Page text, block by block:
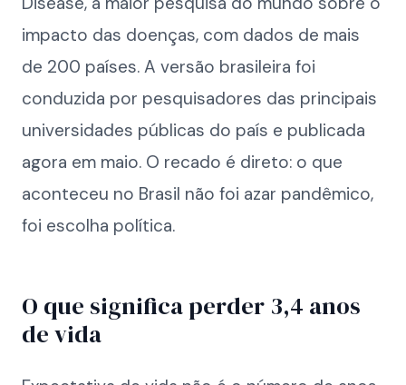
impacto das doenças, com dados de mais
de 200 países. A versão brasileira foi
conduzida por pesquisadores das principais
universidades públicas do país e publicada
agora em maio. O recado é direto: o que
aconteceu no Brasil não foi azar pandêmico,
foi escolha política.
O que significa perder 3,4 anos
de vida